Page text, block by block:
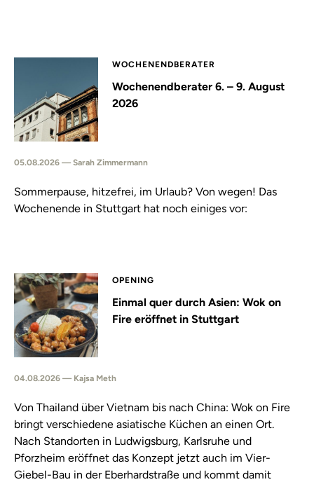
WOCHENENDBERATER
Wochenendberater 6. – 9. August
2026
05.08.2026 — Sarah Zimmermann
Sommerpause, hitzefrei, im Urlaub? Von wegen! Das
Wochenende in Stuttgart hat noch einiges vor:
OPENING
Einmal quer durch Asien: Wok on
Fire eröffnet in Stuttgart
04.08.2026 — Kajsa Meth
Von Thailand über Vietnam bis nach China: Wok on Fire
bringt verschiedene asiatische Küchen an einen Ort.
Nach Standorten in Ludwigsburg, Karlsruhe und
Pforzheim eröffnet das Konzept jetzt auch im Vier-
Giebel-Bau in der Eberhardstraße und kommt damit